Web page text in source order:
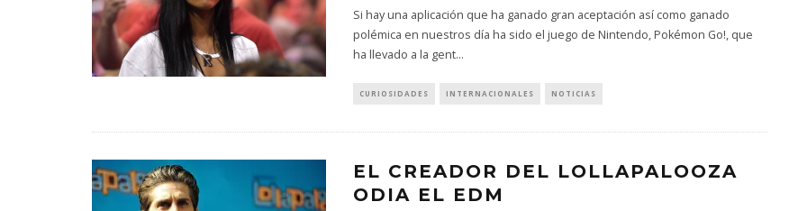
Si hay una aplicación que ha ganado gran aceptación así como ganado
polémica en nuestros día ha sido el juego de Nintendo, Pokémon Go!, que
ha llevado a la gent...
CURIOSIDADES INTERNACIONALES NOTICIAS
EL CREADOR DEL LOLLAPALOOZA
ODIA EL EDM